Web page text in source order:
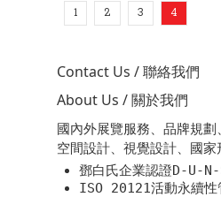
1 2 3 4
Contact Us / 聯絡我們
About Us / 關於我們
國內外展覽服務、品牌規
空間設計、視覺設計、國
鄧白氏企業認證D-U-
ISO 20121活動永續性